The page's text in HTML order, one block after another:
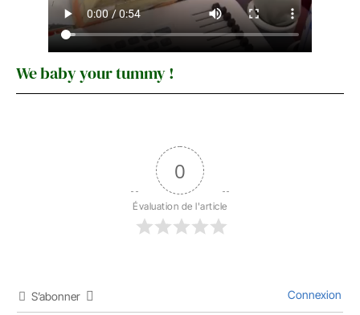
We baby your tummy !
0
Évaluation de l'article
S’abonner Connexion